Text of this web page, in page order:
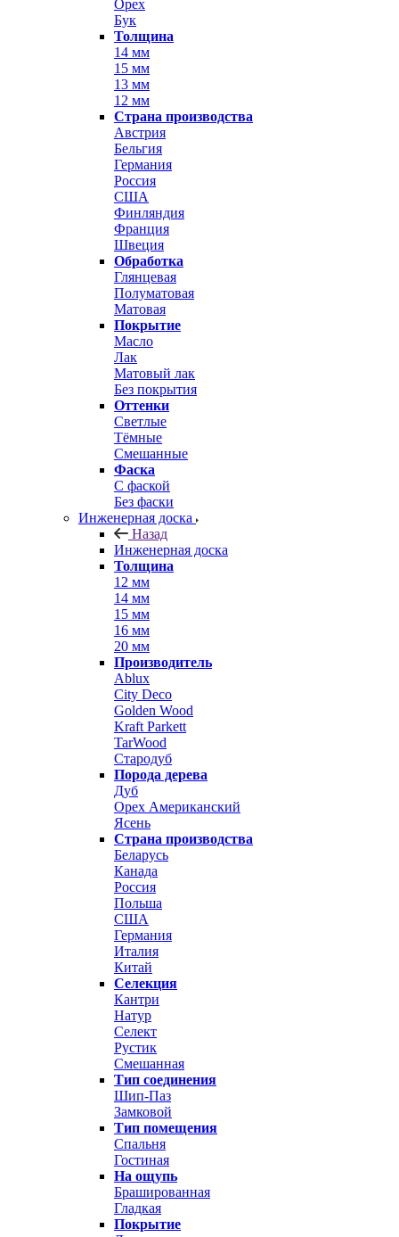
Орех
Бук
Толщина
14 мм
15 мм
13 мм
12 мм
Страна производства
Австрия
Бельгия
Германия
Россия
США
Финляндия
Франция
Швеция
Обработка
Глянцевая
Полуматовая
Матовая
Покрытие
Масло
Лак
Матовый лак
Без покрытия
Оттенки
Светлые
Тёмные
Смешанные
Фаска
С фаской
Без фаски
Инженерная доска
Назад
Инженерная доска
Толщина
12 мм
14 мм
15 мм
16 мм
20 мм
Производитель
Ablux
City Deco
Golden Wood
Kraft Parkett
TarWood
Стародуб
Порода дерева
Дуб
Орех Американский
Ясень
Страна производства
Беларусь
Канада
Россия
Польша
США
Германия
Италия
Китай
Селекция
Кантри
Натур
Селект
Рустик
Смешанная
Тип соединения
Шип-Паз
Замковой
Тип помещения
Спальня
Гостиная
На ощупь
Брашированная
Гладкая
Покрытие